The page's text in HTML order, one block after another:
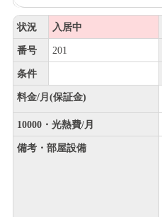
状況 入居中
番号 201
条件
料金/月(保証金)
10000・光熱費/月
備考・部屋設備